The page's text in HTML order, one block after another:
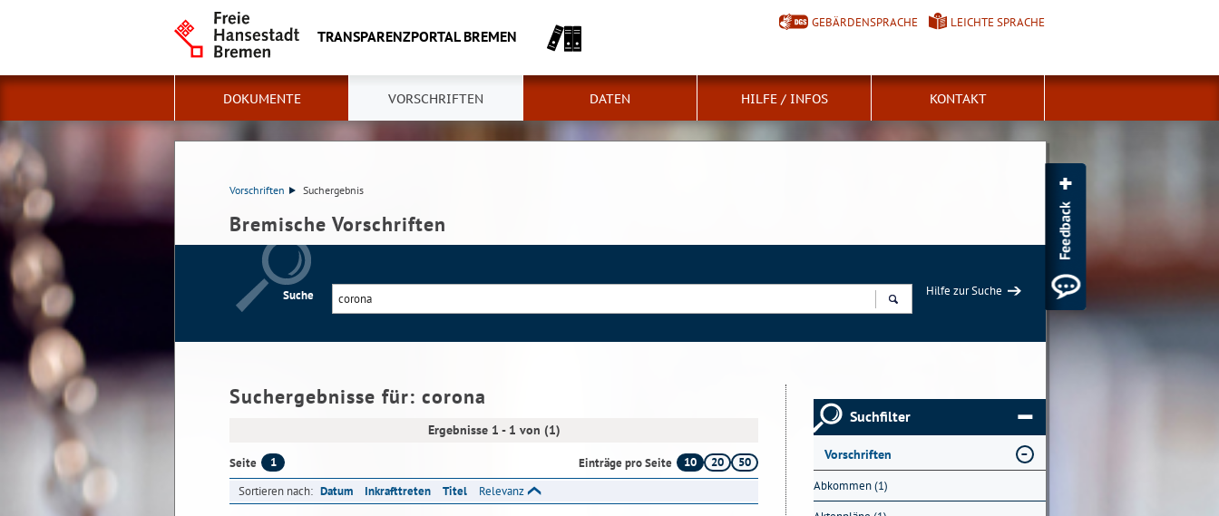
TRANSPARENZPORTAL BREMEN
GEBÄRDENSPRACHE LEICHTE SPRACHE
DOKUMENTE VORSCHRIFTEN DATEN HILFE / INFOS KONTAKT
Vorschriften Suchergebnis
Bremische Vorschriften
Suche
Hilfe zur Suche
Suchergebnisse für: corona
Ergebnisse 1 - 1 von (1)
Seite 1 Einträge pro Seite 10 20
50
Sortieren nach: Datum Inkrafttreten Titel Relevanz
Suchfilter
Vorschriften
Abkommen (1)